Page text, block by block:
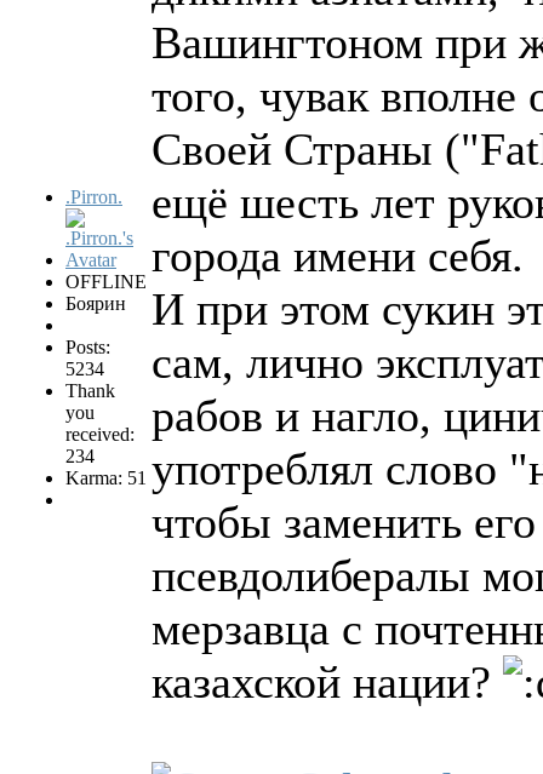
.Pirron.
OFFLINE
Боярин
Posts:
5234
Thank
you
received:
234
Karma: 51
Вашингтоном при
того, чувак
Своей Страны
ещё шесть лет
города имени себя.
И при этом сукин
сам, лично
рабов и нагло,
употреблял слово
чтобы заменить
псевдолибералы
мерзавца с
казахской нации?